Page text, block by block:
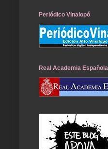
Periódico Vinalopó
Real Academia Española